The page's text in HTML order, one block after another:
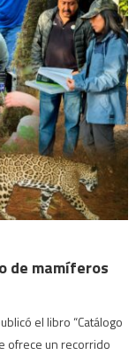
de mamíferos
el libro “Catálogo
ofrece un recorrido